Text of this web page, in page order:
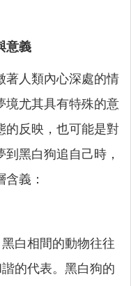
意義
著人類內心深處的情
境尤其具有特殊的意
的反映，也可能是對
黑白狗追自己時，
義：
黑白相間的動物往往
的代表。黑白狗的